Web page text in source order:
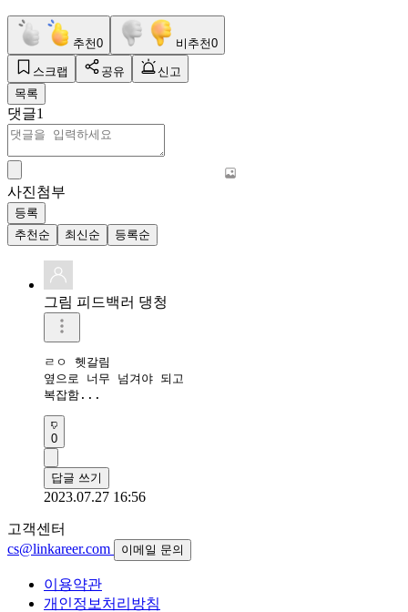
추천0 비추천0
스크랩 공유
신고
목록
댓글1
사진첨부
등록
추천순
최신순 등록순
그림 피드백러 댕청
ㄹㅇ 헷갈림
옆으로 너무 넘겨야 되고
복잡함...
0
답글 쓰기
2023.07.27 16:56
고객센터
cs@linkareer.com
이메일 문의
이용약관
개인정보처리방침